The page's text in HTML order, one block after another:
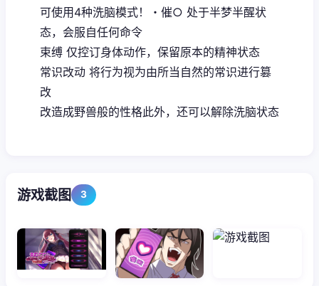
可使用4种洗脑模式！・催○ 处于半梦半醒状
态，会服自任何命令
束缚 仅控订身体动作，保留原本的精神状态
常识改动 将行为视为由所当自然的常识进行篡
改
改造成野兽般的性格此外，还可以解除洗脑状态
游戏截图 3